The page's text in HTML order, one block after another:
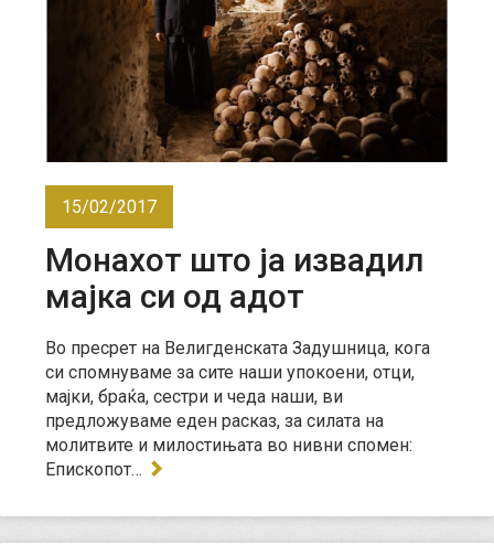
15/02/2017
Монахот што ја извадил
мајка си од адот
Во пресрет на Велигденската Задушница, кога
си спомнуваме за сите наши упокоени, отци,
мајки, браќа, сестри и чеда наши, ви
предложуваме еден расказ, за силата на
молитвите и милостињата во нивни спомен:
Епископот…